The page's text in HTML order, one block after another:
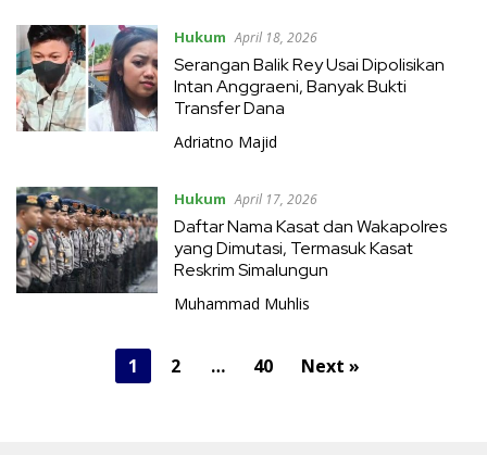
Hukum April 18, 2026
Serangan Balik Rey Usai Dipolisikan
Intan Anggraeni, Banyak Bukti
Transfer Dana
Adriatno Majid
Hukum April 17, 2026
Daftar Nama Kasat dan Wakapolres
yang Dimutasi, Termasuk Kasat
Reskrim Simalungun
Muhammad Muhlis
1 2 … 40 Next »